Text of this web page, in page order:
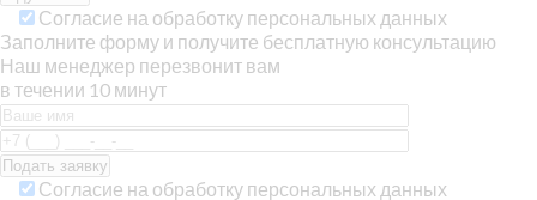
Согласие на обработку персональных данных
Заполните форму и получите бесплатную консультацию
Наш менеджер перезвонит вам
в течении 10 минут
Согласие на обработку персональных данных